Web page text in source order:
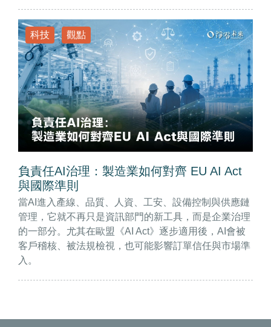
科技 觀點
負責任AI治理：製造業如何對齊 EU AI Act
與國際準則
當AI進入產線、品質、人資、工安、設備控制與供應鏈
管理，它就不再只是資訊部門的新工具，而是企業治理
的一部分。尤其在歐盟《AI Act》逐步適用後，AI會被
客戶稽核、被法規檢視，也可能影響訂單信任與市場準
入。